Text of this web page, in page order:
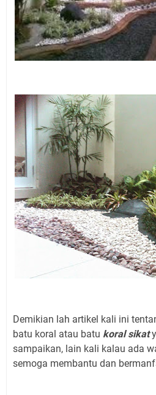
Demikian lah artikel kali ini
batu koral atau batu koral sikat
sampaikan, lain kali kalau ada
semoga membantu dan